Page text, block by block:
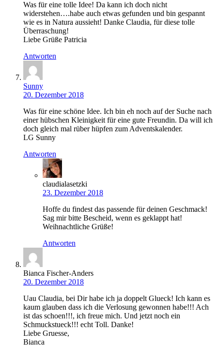
Was für eine tolle Idee! Da kann ich doch nicht
widerstehen….habe auch etwas gefunden und bin gespannt
wie es in Natura aussieht! Danke Claudia, für diese tolle
Überraschung!
Liebe Grüße Patricia
Antworten
Sunny
20. Dezember 2018
Was für eine schöne Idee. Ich bin eh noch auf der Suche nach
einer hübschen Kleinigkeit für eine gute Freundin. Da will ich
doch gleich mal rüber hüpfen zum Adventskalender.
LG Sunny
Antworten
claudialasetzki
23. Dezember 2018
Hoffe du findest das passende für deinen Geschmack!
Sag mir bitte Bescheid, wenn es geklappt hat!
Weihnachtliche Grüße!
Antworten
Bianca Fischer-Anders
20. Dezember 2018
Uau Claudia, bei Dir habe ich ja doppelt Glueck! Ich kann es
kaum glauben dass ich die Verlosung gewonnen habe!!! Ach
ist das schoen!!!, ich freue mich. Und jetzt noch ein
Schmuckstueck!!! echt Toll. Danke!
Liebe Gruesse,
Bianca